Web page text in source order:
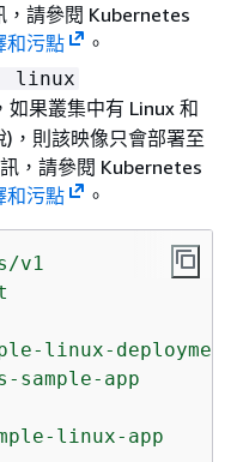
，請參閱 Kubernetes
和污點 。
linux
如果叢集中有 Linux 和
，則該映像只會部署至
，請參閱 Kubernetes
和污點 。
v1
linux-deployment
sample-app
linux-app